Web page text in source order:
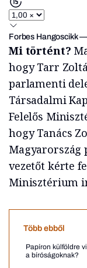
Forbes Hangoscikk—
Mi történt?
hogy Tarr
parlamenti
Társadalmi
Felelős
hogy Tanács
Magyarország
vezetőt kérte
Minisztérium
Több ebből
Papíron külföldre
a bíróságoknak?